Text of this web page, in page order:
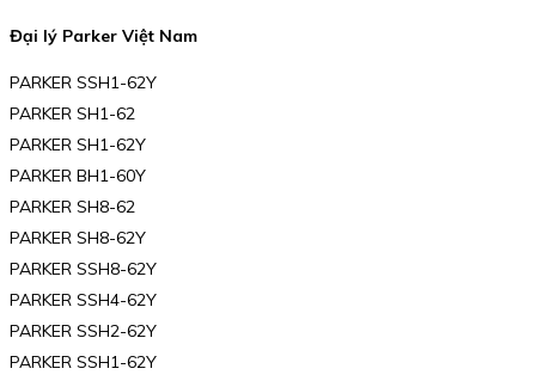
Đại lý Parker Việt Nam
PARKER SSH1-62Y
PARKER SH1-62
PARKER SH1-62Y
PARKER BH1-60Y
PARKER SH8-62
PARKER SH8-62Y
PARKER SSH8-62Y
PARKER SSH4-62Y
PARKER SSH2-62Y
PARKER SSH1-62Y